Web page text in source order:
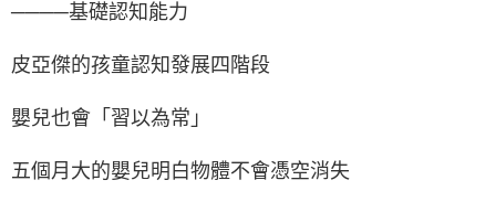
────基礎認知能力
皮亞傑的孩童認知發展四階段
嬰兒也會「習以為常」
五個月大的嬰兒明白物體不會憑空消失